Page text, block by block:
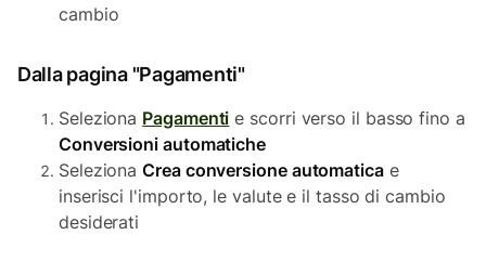
cambio
Dalla pagina "Pagamenti"
Seleziona Pagamenti e scorri verso il basso fino a
Conversioni automatiche
SelezionaCrea conversione automaticae
inserisci l'importo, le valute e il tasso di cambio
desiderati